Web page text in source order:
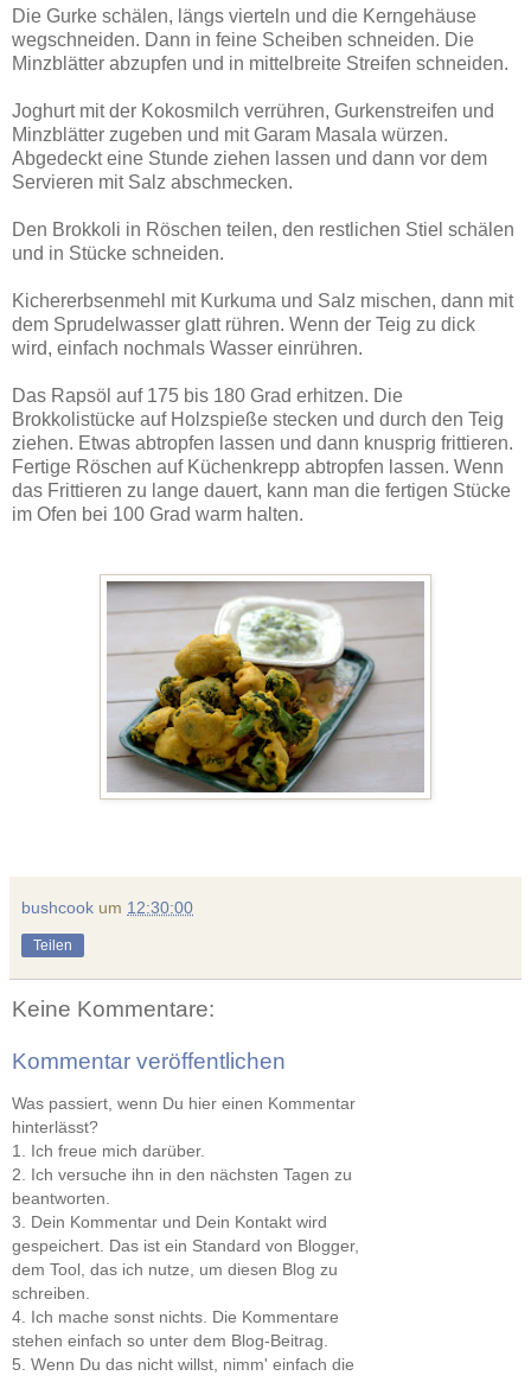
Die Gurke schälen, längs vierteln und die Kerngehäuse
wegschneiden. Dann in feine Scheiben schneiden. Die
Minzblätter abzupfen und in mittelbreite Streifen schneiden.
Joghurt mit der Kokosmilch verrühren, Gurkenstreifen und
Minzblätter zugeben und mit Garam Masala würzen.
Abgedeckt eine Stunde ziehen lassen und dann vor dem
Servieren mit Salz abschmecken.
Den Brokkoli in Röschen teilen, den restlichen Stiel schälen
und in Stücke schneiden.
Kichererbsenmehl mit Kurkuma und Salz mischen, dann mit
dem Sprudelwasser glatt rühren. Wenn der Teig zu dick
wird, einfach nochmals Wasser einrühren.
Das Rapsöl auf 175 bis 180 Grad erhitzen. Die
Brokkolistücke auf Holzspieße stecken und durch den Teig
ziehen. Etwas abtropfen lassen und dann knusprig frittieren.
Fertige Röschen auf Küchenkrepp abtropfen lassen. Wenn
das Frittieren zu lange dauert, kann man die fertigen Stücke
im Ofen bei 100 Grad warm halten.
bushcook um 12:30:00
Teilen
Keine Kommentare:
Kommentar veröffentlichen
Was passiert, wenn Du hier einen Kommentar
hinterlässt?
1. Ich freue mich darüber.
2. Ich versuche ihn in den nächsten Tagen zu
beantworten.
3. Dein Kommentar und Dein Kontakt wird
gespeichert. Das ist ein Standard von Blogger,
dem Tool, das ich nutze, um diesen Blog zu
schreiben.
4. Ich mache sonst nichts. Die Kommentare
stehen einfach so unter dem Blog-Beitrag.
5. Wenn Du das nicht willst, nimm' einfach die